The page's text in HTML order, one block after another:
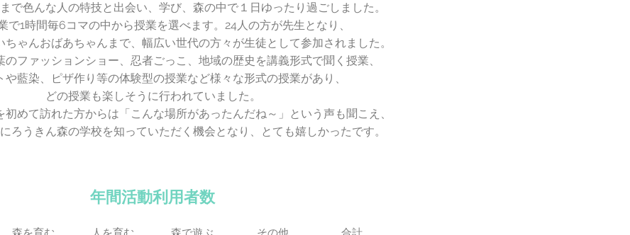
で色んな人の特技と出会い、学び、森の中で１日ゆったり過ごしました。
で1時間毎6コマの中から授業を選べます。24人の方が先生となり、
ちゃんおばあちゃんまで、幅広い世代の方々が生徒として参加されました。
のファッションショー、忍者ごっこ、地域の歴史を講義形式で聞く授業、
や藍染、ピザ作り等の体験型の授業など様々な形式の授業があり、
どの授業も楽しそうに行われていました。
初めて訪れた方からは「こんな場所があったんだね～」という声も聞こえ、
ろうきん森の学校を知っていただく機会となり、とても嬉しかったです。
年間活動利用者数